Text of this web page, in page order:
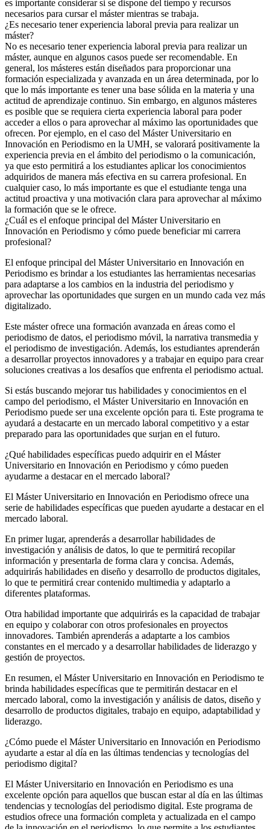
es importante considerar si se dispone del tiempo y recursos
necesarios para cursar el máster mientras se trabaja.
¿Es necesario tener experiencia laboral previa para realizar un
máster?
No es necesario tener experiencia laboral previa para realizar un
máster, aunque en algunos casos puede ser recomendable. En
general, los másteres están diseñados para proporcionar una
formación especializada y avanzada en un área determinada, por lo
que lo más importante es tener una base sólida en la materia y una
actitud de aprendizaje continuo. Sin embargo, en algunos másteres
es posible que se requiera cierta experiencia laboral para poder
acceder a ellos o para aprovechar al máximo las oportunidades que
ofrecen. Por ejemplo, en el caso del Máster Universitario en
Innovación en Periodismo en la UMH, se valorará positivamente la
experiencia previa en el ámbito del periodismo o la comunicación,
ya que esto permitirá a los estudiantes aplicar los conocimientos
adquiridos de manera más efectiva en su carrera profesional. En
cualquier caso, lo más importante es que el estudiante tenga una
actitud proactiva y una motivación clara para aprovechar al máximo
la formación que se le ofrece.
¿Cuál es el enfoque principal del Máster Universitario en
Innovación en Periodismo y cómo puede beneficiar mi carrera
profesional?
El enfoque principal del Máster Universitario en Innovación en
Periodismo es brindar a los estudiantes las herramientas necesarias
para adaptarse a los cambios en la industria del periodismo y
aprovechar las oportunidades que surgen en un mundo cada vez más
digitalizado.
Este máster ofrece una formación avanzada en áreas como el
periodismo de datos, el periodismo móvil, la narrativa transmedia y
el periodismo de investigación. Además, los estudiantes aprenderán
a desarrollar proyectos innovadores y a trabajar en equipo para crear
soluciones creativas a los desafíos que enfrenta el periodismo actual.
Si estás buscando mejorar tus habilidades y conocimientos en el
campo del periodismo, el Máster Universitario en Innovación en
Periodismo puede ser una excelente opción para ti. Este programa te
ayudará a destacarte en un mercado laboral competitivo y a estar
preparado para las oportunidades que surjan en el futuro.
¿Qué habilidades específicas puedo adquirir en el Máster
Universitario en Innovación en Periodismo y cómo pueden
ayudarme a destacar en el mercado laboral?
El Máster Universitario en Innovación en Periodismo ofrece una
serie de habilidades específicas que pueden ayudarte a destacar en el
mercado laboral.
En primer lugar, aprenderás a desarrollar habilidades de
investigación y análisis de datos, lo que te permitirá recopilar
información y presentarla de forma clara y concisa. Además,
adquirirás habilidades en diseño y desarrollo de productos digitales,
lo que te permitirá crear contenido multimedia y adaptarlo a
diferentes plataformas.
Otra habilidad importante que adquirirás es la capacidad de trabajar
en equipo y colaborar con otros profesionales en proyectos
innovadores. También aprenderás a adaptarte a los cambios
constantes en el mercado y a desarrollar habilidades de liderazgo y
gestión de proyectos.
En resumen, el Máster Universitario en Innovación en Periodismo te
brinda habilidades específicas que te permitirán destacar en el
mercado laboral, como la investigación y análisis de datos, diseño y
desarrollo de productos digitales, trabajo en equipo, adaptabilidad y
liderazgo.
¿Cómo puede el Máster Universitario en Innovación en Periodismo
ayudarte a estar al día en las últimas tendencias y tecnologías del
periodismo digital?
El Máster Universitario en Innovación en Periodismo es una
excelente opción para aquellos que buscan estar al día en las últimas
tendencias y tecnologías del periodismo digital. Este programa de
estudios ofrece una formación completa y actualizada en el campo